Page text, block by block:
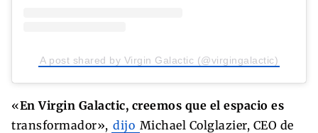
A post shared by Virgin Galactic (@virgingalactic)
«En Virgin Galactic, creemos que el espacio es
transformador», dijo Michael Colglazier, CEO de